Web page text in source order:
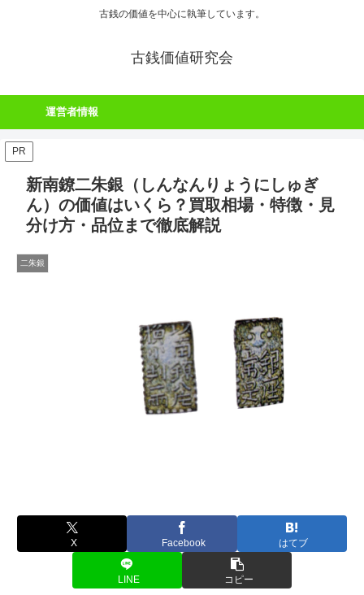
古銭の価値を中心に執筆しています。
古銭価値研究会
運営者情報
PR
新南鐐二朱銀（しんなんりょうにしゅぎ
ん）の価値はいくら？買取相場・特徴・見
分け方・品位まで徹底解説
二朱銀
X Facebook はてブ
LINE コピー